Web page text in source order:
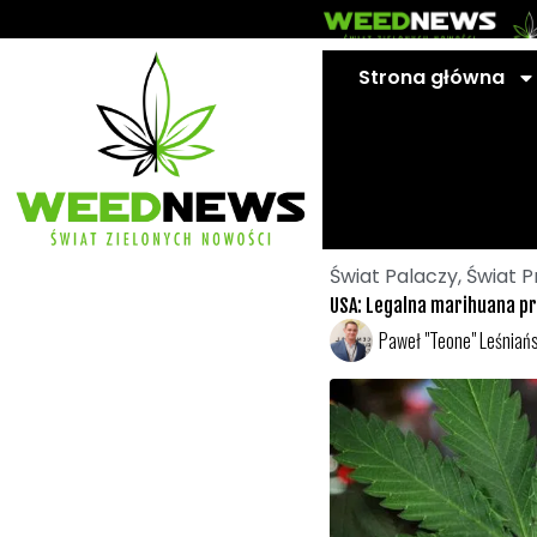
do
Strona główna
Świat Palaczy, Świat
USA: Legalna marihuana
Paweł "Teone"